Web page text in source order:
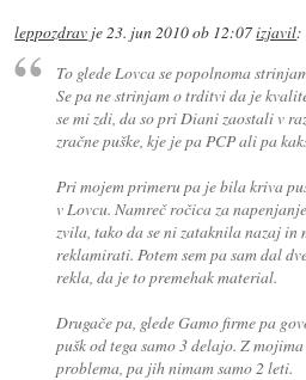
leppozdrav je23. jun 2010 ob 12:07izjavil:
To glede Lovca se popolnoma
Se pa ne strinjam o trditvi da je
se mi zdi, da so pri Diani zaostali v
zračne puške, kje je pa PCP ali pa
Pri mojem primeru pa je bila kriva
v Lovcu. Namreč ročica za
zvila, tako da se ni zataknila nazaj in
reklamirati. Potem sem pa sam dal
rekla, da je to premehak material.
Drugače pa, glede Gamo firme pa
pušk od tega samo 3 delajo. Z
problema, pa jih nimam samo 2 leti.